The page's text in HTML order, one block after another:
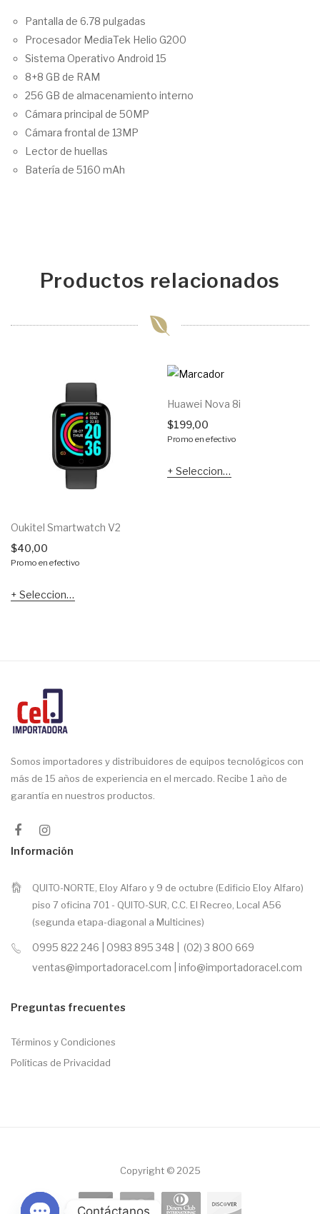
Pantalla de 6.78 pulgadas
Procesador MediaTek Helio G200
Sistema Operativo Android 15
8+8 GB de RAM
256 GB de almacenamiento interno
Cámara principal de 50MP
Cámara frontal de 13MP
Lector de huellas
Batería de 5160 mAh
Productos relacionados
Oukitel Smartwatch V2
$40,00
Promo en efectivo
Seleccionar opciones
Huawei Nova 8i
$199,00
Promo en efectivo
Seleccionar opciones
Somos importadores y distribuidores de equipos tecnológicos con
más de 15 años de experiencia en el mercado. Recibe 1 año de
garantía en nuestros productos.
Información
QUITO-NORTE, Eloy Alfaro y 9 de octubre (Edificio Eloy Alfaro)
piso 7 oficina 701 - QUITO-SUR, C.C. El Recreo, Local A56
(segunda etapa-diagonal a Multicines)
0995 822 246 | 0983 895 348 | (02) 3 800 669
ventas@importadoracel.com | info@importadoracel.com
Preguntas frecuentes
Términos y Condiciones
Políticas de Privacidad
Copyright © 2025
Contáctanos